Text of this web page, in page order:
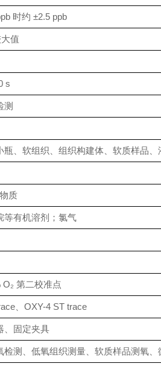
时约 ±2.5 ppb
值
s
测
、软组织、组织构建体、软质样品、
质
等有机溶剂；氯气
第二校准点
、OXY-4 ST trace
、固定夹具
测、低氧组织测量、软质样品测氧、